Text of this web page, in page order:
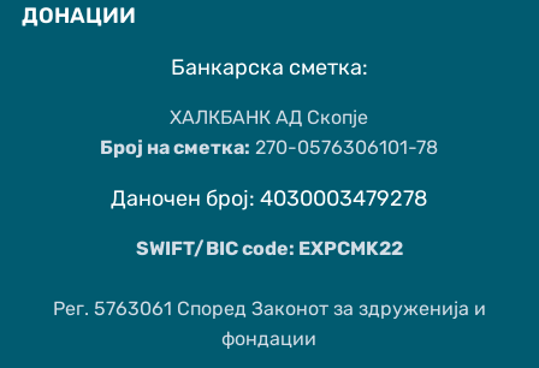
ДОНАЦИИ
Банкарска сметка:
ХАЛКБАНК АД Скопје
Број на сметка: 270-0576306101-78
Даночен број: 4030003479278
SWIFT/BIC code: EXPCMK22
Рег. 5763061 Според Законот за здруженија и
фондации